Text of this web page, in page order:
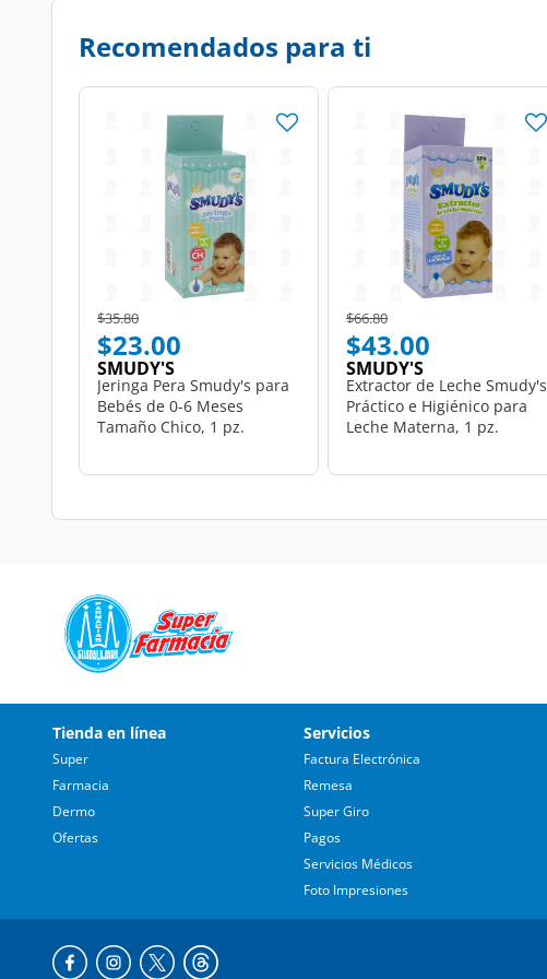
Recomendados para ti
Price reduced from
$35.80to
$23.00
SMUDY'S
Jeringa Pera Smudy's para
Bebés de 0-6 Meses
Tamaño Chico, 1 pz.
Price reduced from
$66.80to
$43.00
SMUDY'S
Extractor de Leche Smudy's
Práctico e Higiénico para
Leche Materna, 1 pz.
Tienda en línea
Super
Farmacia
Dermo
Ofertas
Servicios
Factura Electrónica
Remesa
Super Giro
Pagos
Servicios Médicos
Foto Impresiones